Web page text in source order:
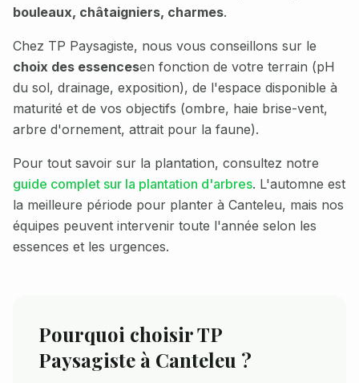
bouleaux, châtaigniers, charmes.
Chez TP Paysagiste, nous vous conseillons sur le
choix des essencesen fonction de votre terrain (pH
du sol, drainage, exposition), de l'espace disponible à
maturité et de vos objectifs (ombre, haie brise-vent,
arbre d'ornement, attrait pour la faune).
Pour tout savoir sur la plantation, consultez notre
guide complet sur la plantation d'arbres. L'automne est
la meilleure période pour planter à Canteleu, mais nos
équipes peuvent intervenir toute l'année selon les
essences et les urgences.
Pourquoi choisir TP
Paysagiste à Canteleu ?